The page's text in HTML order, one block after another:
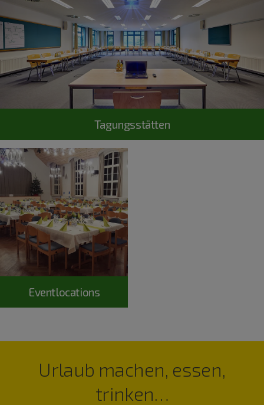
Tagungsstätten
Eventlocations
Urlaub machen, essen,
trinken…